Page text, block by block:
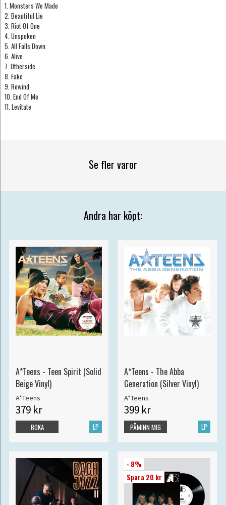
1. Monsters We Made
2. Beautiful Lie
3. Riot Of One
4. Unspoken
5. All Falls Down
6. Alive
7. Otherside
8. Fake
9. Rewind
10. End Of Me
11. Levitate
Se fler varor
Andra har köpt:
A*Teens - Teen Spirit (Solid
Beige Vinyl)
A*Teens
379 kr
LP
BOKA
A*Teens - The Abba
Generation (Silver Vinyl)
A*Teens
399 kr
LP
PÅMINN MIG
- 8%
Spara 20 kr